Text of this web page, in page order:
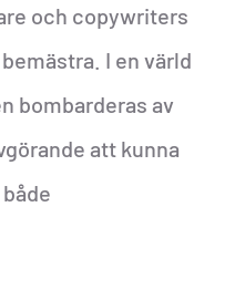
och copywriters
I en värld
bombarderas av
att kunna